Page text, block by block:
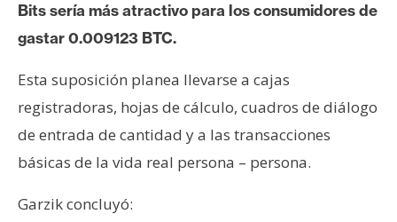
P
u
l
i
c
d
a
Bits sería más atractivo para los consumidores de
gastar 0.009123 BTC.
Esta suposición planea llevarse a cajas
registradoras, hojas de cálculo, cuadros de diálogo
de entrada de cantidad y a las transacciones
básicas de la vida real persona – persona.
Garzik concluyó: